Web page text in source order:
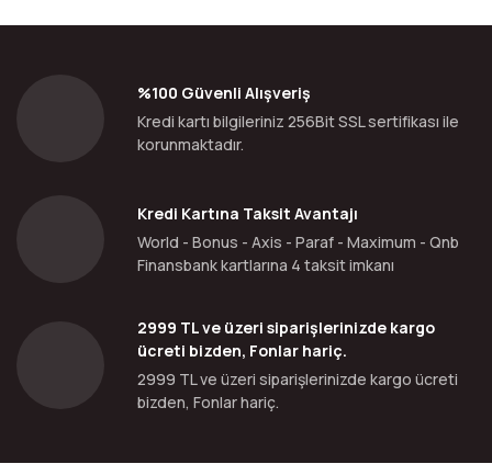
%100 Güvenli Alışveriş
Kredi kartı bilgileriniz 256Bit SSL sertifikası ile
korunmaktadır.
Kredi Kartına Taksit Avantajı
World - Bonus - Axis - Paraf - Maximum - Qnb
Finansbank kartlarına 4 taksit imkanı
2999 TL ve üzeri siparişlerinizde kargo
ücreti bizden, Fonlar hariç.
2999 TL ve üzeri siparişlerinizde kargo ücreti
bizden, Fonlar hariç.